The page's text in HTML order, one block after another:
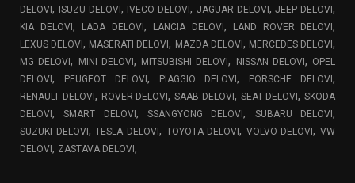
DELOVI , ISUZU DELOVI , IVECO DELOVI , JAGUAR DELOVI ,JEEP DELOVI ,
KIA DELOVI , LADA DELOVI , LANCIA DELOVI , LAND ROVER DELOVI ,
LEXUS DELOVI, MASERATI DELOVI, MAZDA DELOVI , MERCEDES DELOVI,
MG DELOVI, MINI DELOVI , MITSUBISHI DELOVI, NISSAN DELOVI , OPEL
DELOVI , PEUGEOT DELOVI , PIAGGIO DELOVI , PORSCHE DELOVI ,
RENAULT DELOVI , ROVER DELOVI, SAAB DELOVI , SEAT DELOVI, SKODA
DELOVI ,SMART DELOVI ,SSANGYONG DELOVI, SUBARU DELOVI,
SUZUKI DELOVI ,TESLA DELOVI , TOYOTA DELOVI, VOLVO DELOVI, VW
DELOVI , ZASTAVA DELOVI ,